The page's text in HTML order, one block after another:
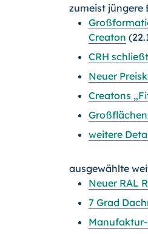
zumeist jüngere
Creaton
CRH
Neuer
Creatons
weitere
ausgewählte
Neuer RAL
7 Grad